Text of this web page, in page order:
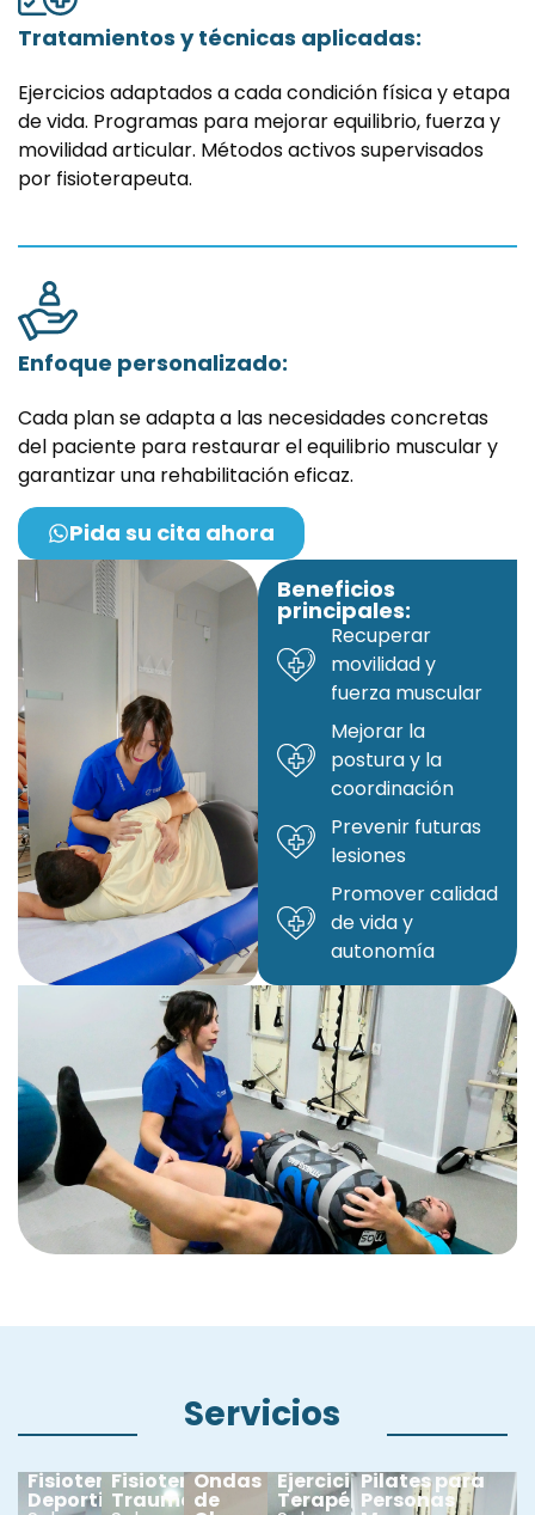
Beneficios
principales:
Recuperar
movilidad y
fuerza muscular
Mejorar la
postura y la
coordinación
Prevenir futuras
lesiones
Promover calidad
de vida y
autonomía
Tratamientos y técnicas aplicadas:
Ejercicios adaptados a cada condición física y etapa
de vida. Programas para mejorar equilibrio, fuerza y
movilidad articular. Métodos activos supervisados
por fisioterapeuta.
Enfoque personalizado:
Cada plan se adapta a las necesidades concretas
del paciente para restaurar el equilibrio muscular y
garantizar una rehabilitación eficaz.
Pida su cita ahora
Servicios
Fisioterapia
Deportiva
Fisioterapia
Traumatológica
Ondas
de
Ejercicio
Terapéutico
Pilates para
Personas